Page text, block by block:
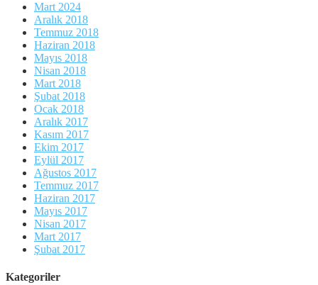
Mart 2024
Aralık 2018
Temmuz 2018
Haziran 2018
Mayıs 2018
Nisan 2018
Mart 2018
Şubat 2018
Ocak 2018
Aralık 2017
Kasım 2017
Ekim 2017
Eylül 2017
Ağustos 2017
Temmuz 2017
Haziran 2017
Mayıs 2017
Nisan 2017
Mart 2017
Şubat 2017
Kategoriler